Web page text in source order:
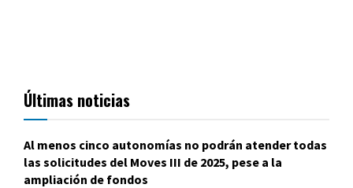
Últimas noticias
Al menos cinco autonomías no podrán atender todas
las solicitudes del Moves III de 2025, pese a la
ampliación de fondos